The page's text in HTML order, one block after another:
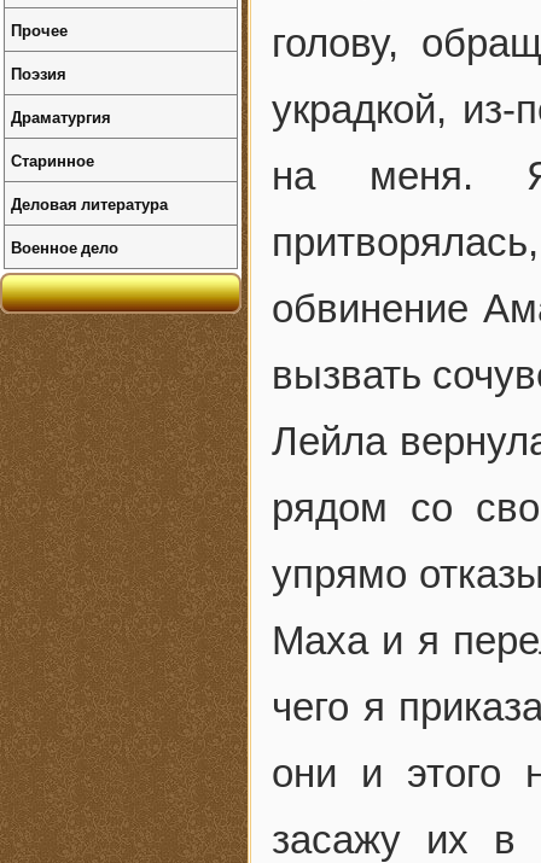
голову,
украдкой, из-
на меня.
обвинение
вызвать
Лейла
рядом со
упрямо
Маха и я
чего я
они и этого
засажу их в
Прочее
Поэзия
Драматургия
Старинное
Деловая литература
Военное дело